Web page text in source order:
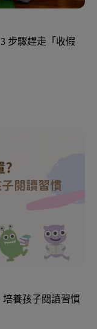
步驟趕走「收假
培養孩子閱讀習慣